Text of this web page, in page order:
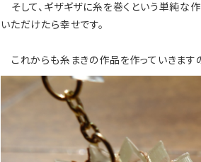
そして、ギザギザに糸を巻くという単純な
いただけたら幸せです。
これからも糸まきの作品を作っていきますの